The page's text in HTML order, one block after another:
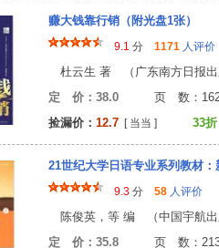
赚大钱靠行销（附光盘1张）
9.1 分 1171 人评价
杜云生 著 （广东南方日报出
定 价：38.0 页
捡漏价： 12.7 [ 当当 ] 33折
21世纪大学日语专业系列教材
9.3 分 58 人评价
陈俊英，等 编 （中国宇航出
定 价：35.8 页